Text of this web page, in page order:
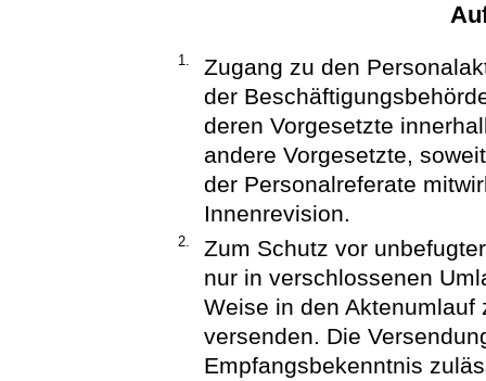
1.
Zugang zu den
der
deren Vorgesetzte
andere Vorgesetzte,
der Personalreferate
Innenrevision.
2.
Zum Schutz vor
nur in verschlossenen
Weise in den
versenden. Die
Empfangsbekenntnis